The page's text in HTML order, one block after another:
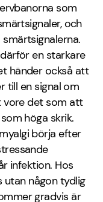
som
och
en starkare
händer också att
till en signal om
vore det som att
höga skrik.
börja efter
infektion. Hos
någon tydlig
gradvis är